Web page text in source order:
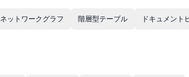
ネットワークグラフ 階層型テーブル ドキュメント